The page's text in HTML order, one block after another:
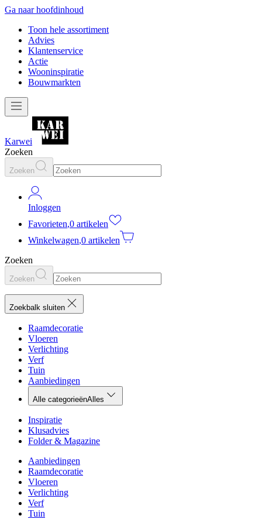
Ga naar hoofdinhoud
Toon hele assortiment
Advies
Klantenservice
Actie
Wooninspiratie
Bouwmarkten
Karwei
Zoeken
Zoeken
Inloggen
Favorieten,0 artikelen
Winkelwagen,0 artikelen
Zoeken
Zoeken
Zoekbalk sluiten
Raamdecoratie
Vloeren
Verlichting
Verf
Tuin
Aanbiedingen
Alle categorieënAlles
Inspiratie
Klusadvies
Folder & Magazine
Aanbiedingen
Raamdecoratie
Vloeren
Verlichting
Verf
Tuin